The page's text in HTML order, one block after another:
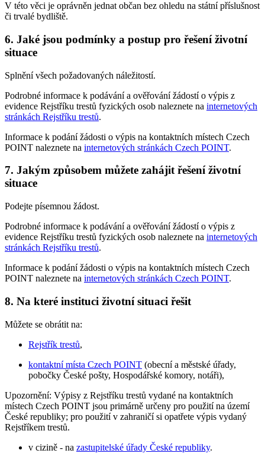
V této věci je oprávněn jednat občan bez ohledu na státní příslušnost
či trvalé bydliště.
6. Jaké jsou podmínky a postup pro řešení životní
situace
Splnění všech požadovaných náležitostí.
Podrobné informace k podávání a ověřování žádostí o výpis z
evidence Rejstříku trestů fyzických osob naleznete na internetových
stránkách Rejstříku trestů.
Informace k podání žádosti o výpis na kontaktních místech Czech
POINT naleznete na internetových stránkách Czech POINT.
7. Jakým způsobem můžete zahájit řešení životní
situace
Podejte písemnou žádost.
Podrobné informace k podávání a ověřování žádostí o výpis z
evidence Rejstříku trestů fyzických osob naleznete na internetových
stránkách Rejstříku trestů.
Informace k podání žádosti o výpis na kontaktních místech Czech
POINT naleznete na internetových stránkách Czech POINT.
8. Na které instituci životní situaci řešit
Můžete se obrátit na:
Rejstřík trestů,
kontaktní místa Czech POINT (obecní a městské úřady,
pobočky České pošty, Hospodářské komory, notáři),
Upozornění: Výpisy z Rejstříku trestů vydané na kontaktních
místech Czech POINT jsou primárně určeny pro použití na území
České republiky; pro použití v zahraničí si opatřete výpis vydaný
Rejstříkem trestů.
v cizině - na zastupitelské úřady České republiky.